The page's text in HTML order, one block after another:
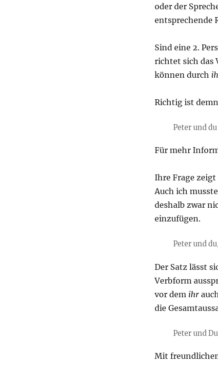
oder der
entsprechende
Sind eine 2.
richtet sich das
können durch
Richtig ist
Peter und
Für mehr
Ihre Frage
Auch ich
deshalb zwar
einzufügen.
Peter und
Der Satz lässt
Verbform
vor dem ihr
die
Peter und
Mit